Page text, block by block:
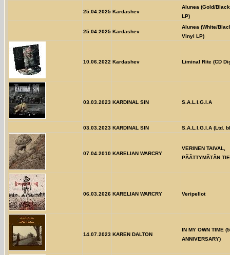
25.04.2025 Kardashev
Alunea (Gold/
LP)
25.04.2025 Kardashev
Alunea (White/
Vinyl LP)
10.06.2022 Kardashev Liminal Rite (CD
03.03.2023 KARDINAL SIN S.A.L.I.G.I.A
03.03.2023 KARDINAL SIN S.A.L.I.G.I.A (Ltd.
07.04.2010 KARELIAN WARCRY
VERINEN TAIVAL,
PÃÃTTYMÃTÃN TIE
06.03.2026 KARELIAN WARCRY Veripellot
14.07.2023 KAREN DALTON
IN MY OWN TIME
ANNIVERSARY)